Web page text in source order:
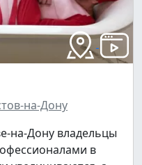
на-Дону
на-Дону владельцы
в